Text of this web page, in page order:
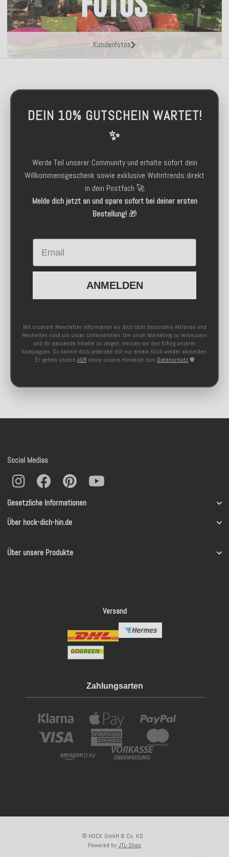
Kundenfotos
DEIN 10% GUTSCHEIN WARTET!
✨
Werde Teil unserer Community und erhalte sofort dein
Willkommensgeschenk sowie exklusive Wohntrends direkt
in dein Postfach 🚀
Melde dich jetzt an und spare sofort bei deiner ersten
Bestellung!🎁
Email
ANMELDEN
Mit unserem Newsletter informieren wir dich über besondere Aktionen und
Neuheiten rund um unser Unternehmen. Um unser Marketing zu verbessern
und dir passende Inhalte zu zeigen, messen wir den Erfolg unserer
Kampagnen. Du kannst dich jederzeit mit nur einem Klick wieder abmelden.
Es gelten unsere AGB sowie unsere Hinweise zum Datenschutz 🛡️
Gesetzliche Informationen
Über hock-dich-hin.de
Über unsere Produkte
Social Medias
Versand
Zahlungsarten
© HOCK GmbH & Co. KG
Powered byJTL-Shop